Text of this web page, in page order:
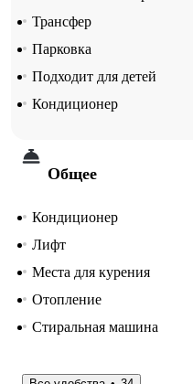
Трансфер
Парковка
Подходит для детей
Кондиционер
Общее
Кондиционер
Лифт
Места для курения
Отопление
Стиральная машина